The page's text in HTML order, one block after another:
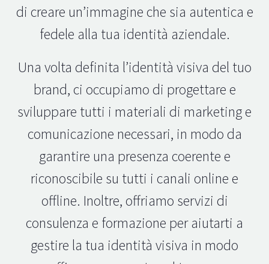
di creare un’immagine che sia autentica e
fedele alla tua identità aziendale.
Una volta definita l’identità visiva del tuo
brand, ci occupiamo di progettare e
sviluppare tutti i materiali di marketing e
comunicazione necessari, in modo da
garantire una presenza coerente e
riconoscibile su tutti i canali online e
offline. Inoltre, offriamo servizi di
consulenza e formazione per aiutarti a
gestire la tua identità visiva in modo